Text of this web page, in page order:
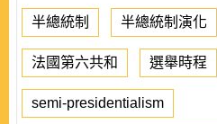
半總統制 半總統制演化
法國第六共和 選舉時程
semi-presidentialism